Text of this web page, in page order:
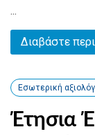
...
Διαβάστε
Εσωτερική
Έτησια